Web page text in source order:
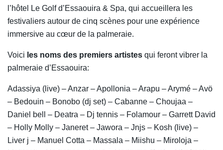
l’hôtel Le Golf d’Essaouira & Spa, qui accueillera les
festivaliers autour de cinq scènes pour une expérience
immersive au cœur de la palmeraie.
Voici les noms des premiers artistes qui feront vibrer la
palmeraie d’Essaouira:
Adassiya (live) – Anzar – Apollonia – Arapu – Arymé – Avö
– Bedouin – Bonobo (dj set) – Cabanne – Choujaa –
Daniel bell – Deatra – Dj tennis – Folamour – Garrett David
– Holly Molly – Janeret – Jawora – Jnjs – Kosh (live) –
Liver j – Manuel Cotta – Massala – Miishu – Miroloja –